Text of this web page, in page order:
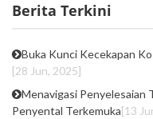
Berita Terkini
Buka Kunci Kecekapan
[28 Jun, 2025]
Menavigasi Penyelesaian
Penyental Terkemuka[13